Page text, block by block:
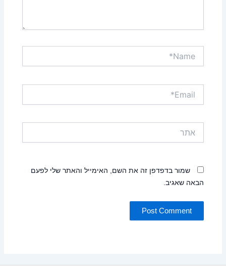
שמור בדפדפן זה את השם, האימייל והאתר שלי לפעם
הבאה שאגיב.